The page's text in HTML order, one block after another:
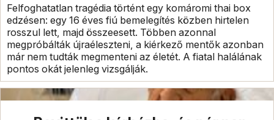
Felfoghatatlan tragédia történt egy komáromi thai box
edzésen: egy 16 éves fiú bemelegítés közben hirtelen
rosszul lett, majd összeesett. Többen azonnal
megpróbálták újraéleszteni, a kiérkező mentők azonban
már nem tudták megmenteni az életét. A fiatal halálának
pontos okát jelenleg vizsgálják.